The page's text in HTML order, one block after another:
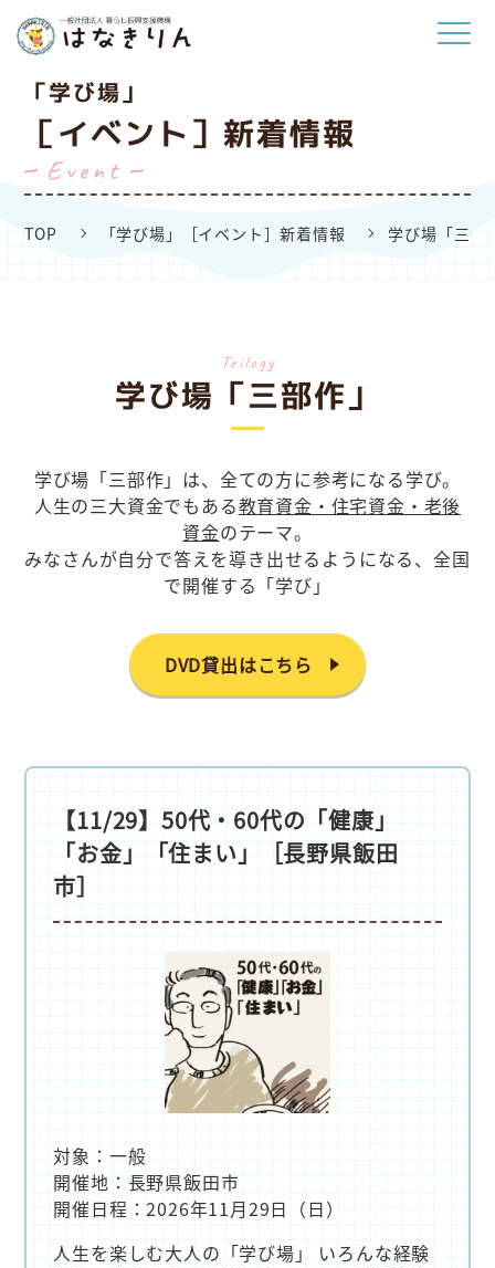
「学び場」
［イベント］新着情報
Event
TOP 「学び場」［イベント］新着情報 学び場「三部
trilogy
学び場「三部作」
学び場「三部作」は、全ての方に参考になる学び。
人生の三大資金でもある教育資金・住宅資金・老後
資金のテーマ。
みなさんが自分で答えを導き出せるようになる、全国
で開催する「学び」
DVD貸出はこちら
【11/29】50代・60代の「健康」
「お金」「住まい」［長野県飯田
市］
対象：一般
開催地：長野県飯田市
開催日程：2026年11月29日（日）
人生を楽しむ大人の「学び場」 いろんな経験